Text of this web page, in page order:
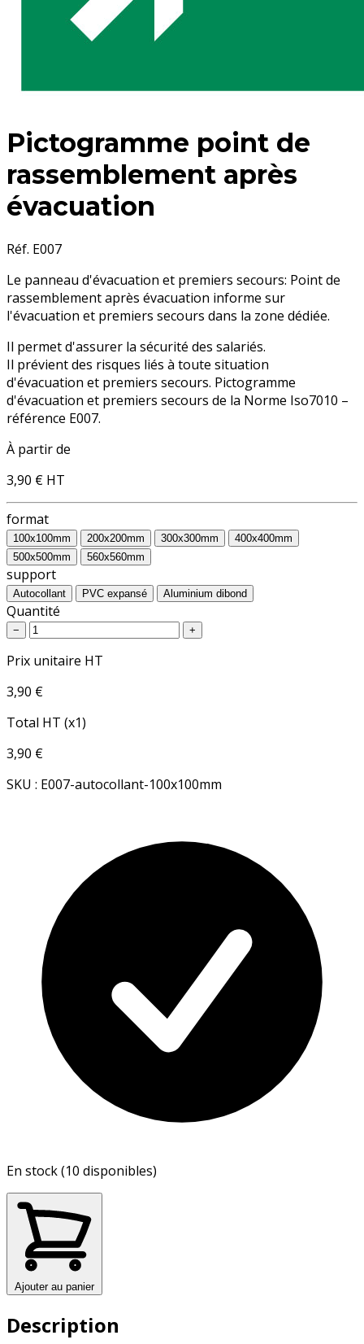
Pictogramme point de
rassemblement après
évacuation
Réf. E007
Le panneau d'évacuation et premiers secours: Point de
rassemblement après évacuation informe sur
l'évacuation et premiers secours dans la zone dédiée.
Il permet d'assurer la sécurité des salariés.
Il prévient des risques liés à toute situation
d'évacuation et premiers secours. Pictogramme
d'évacuation et premiers secours de la Norme Iso7010 –
référence E007.
À partir de
3,90 € HT
format
100x100mm 200x200mm 300x300mm
400x400mm
500x500mm
560x560mm
support
Autocollant PVC expansé Aluminium dibond
Quantité
− +
Prix unitaire HT
3,90 €
Total HT (x1)
3,90 €
SKU : E007-autocollant-100x100mm
En stock (10 disponibles)
Ajouter au panier
Description